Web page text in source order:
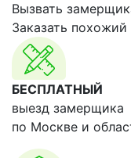
Вызвать
Заказать похожий
БЕСПЛАТНЫЙ
выезд замерщика
по Москве и